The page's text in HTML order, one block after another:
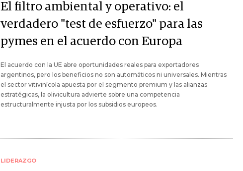
El filtro ambiental y operativo: el
verdadero "test de esfuerzo" para las
pymes en el acuerdo con Europa
El acuerdo con la UE abre oportunidades reales para exportadores
argentinos, pero los beneficios no son automáticos ni universales. Mientras
el sector vitivinícola apuesta por el segmento premium y las alianzas
estratégicas, la olivicultura advierte sobre una competencia
estructuralmente injusta por los subsidios europeos.
LIDERAZGO